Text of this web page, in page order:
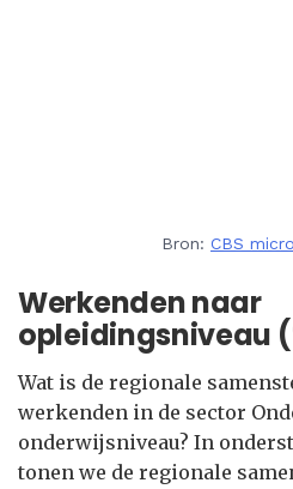
Bron: CBS
Werkenden naar
opleidingsniveau
Wat is de regionale
werkenden in de sector
onderwijsniveau? In
tonen we de regionale